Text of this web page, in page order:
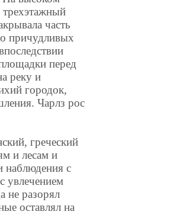
часть
причудливых
перед
реку и
городок,
Чарлз рос
греческий
и лесам и
наблюдения с
увлечением
не разорял
оставлял на